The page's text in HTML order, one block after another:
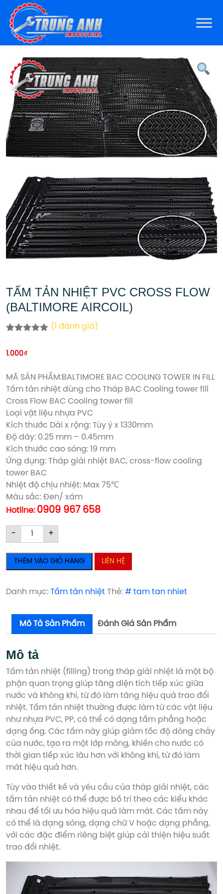
TẤM TẢN NHIỆT PVC CROSS FLOW
(BALTIMORE AIRCOIL)
đánh giá
(1 đánh giá)
1.000₫
MÃ SẢN PHẨM:BALTIMORE BAC COOLING TOWER IN FILL
Tấm tản nhiệt dùng cho Tháp BAC Cooling tower fill
Cross Flow BAC Cooling tower fill
Loại vật liệu nhựa PVC
Kích thước Dài x rộng: Tùy ý x 1330mm
Độ dày: 0.25 mm – 0.45mm
Kích thước cao sóng: 19 mm
Ứng dụng: Tháp giải nhiệt BAC, cross-flow cooling
tower BAC
Nhiệt độ chịu nhiệt: Max 75℃
Màu sắc: Đen/ xám
Hotline: 0909 967 658
TẤM
TẢN
NHIỆT
FLOW
AIRCOIL)
-
TẤM
TẢN
NHIỆT
FLOW
AIRCOIL)
+
THÊM VÀO GIỎ HÀNG LIÊN HỆ
Danh mục: Tấm tản nhiệt Thẻ: # tam tan nhiet
Mô Tả Sản Phẩm Đánh Giá Sản Phẩm
Mô tả
Tấm tản nhiệt (filling) trong tháp giải nhiệt là một bộ
phận quan trọng giúp tăng diện tích tiếp xúc giữa
nước và không khí, từ đó làm tăng hiệu quả trao đổi
nhiệt. Tấm tản nhiệt thường được làm từ các vật liệu
như nhựa PVC, PP, có thể có dạng tấm phẳng hoặc
dạng ống. Các tấm này giúp giảm tốc độ dòng chảy
của nước, tạo ra một lớp mỏng, khiến cho nước có
thời gian tiếp xúc lâu hơn với không khí, từ đó làm
mát hiệu quả hơn.
Tùy vào thiết kế và yêu cầu của tháp giải nhiệt, các
tấm tản nhiệt có thể được bố trí theo các kiểu khác
nhau để tối ưu hóa hiệu quả làm mát. Các tấm này
có thể là dạng sóng, dạng chữ V hoặc dạng phẳng,
với các đặc điểm riêng biệt giúp cải thiện hiệu suất
trao đổi nhiệt.